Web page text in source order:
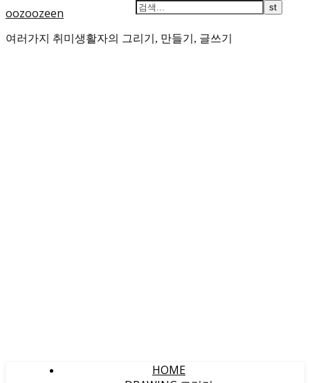
oozoozeen
여러가지 취미생활자의 그리기, 만들기, 글쓰기
HOME